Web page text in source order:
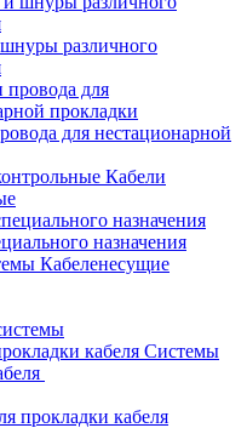
различного
для нестационарной
Кабели
назначения
Кабеленесущие
Системы
прокладки кабеля